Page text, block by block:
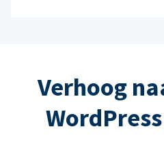
Verhoog